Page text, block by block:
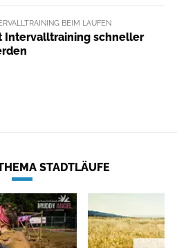
BEIM LAUFEN
Intervalltraining schneller
STADTLÄUFE